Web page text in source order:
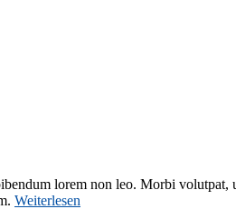
lorem non leo. Morbi
Weiterlesen